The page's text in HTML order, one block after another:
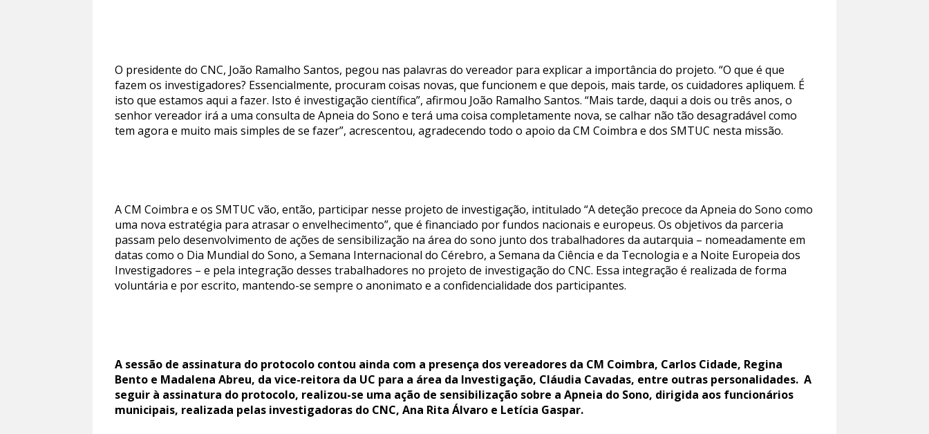
O presidente do CNC, João Ramalho Santos, pegou nas palavras do vereador para explicar a importância do projeto. “O que é que
fazem os investigadores? Essencialmente, procuram coisas novas, que funcionem e que depois, mais tarde, os cuidadores apliquem. É
isto que estamos aqui a fazer. Isto é investigação científica”, afirmou João Ramalho Santos. “Mais tarde, daqui a dois ou três anos, o
senhor vereador irá a uma consulta de Apneia do Sono e terá uma coisa completamente nova, se calhar não tão desagradável como
tem agora e muito mais simples de se fazer”, acrescentou, agradecendo todo o apoio da CM Coimbra e dos SMTUC nesta missão.
A CM Coimbra e os SMTUC vão, então, participar nesse projeto de investigação, intitulado “A deteção precoce da Apneia do Sono como
uma nova estratégia para atrasar o envelhecimento”, que é financiado por fundos nacionais e europeus. Os objetivos da parceria
passam pelo desenvolvimento de ações de sensibilização na área do sono junto dos trabalhadores da autarquia – nomeadamente em
datas como o Dia Mundial do Sono, a Semana Internacional do Cérebro, a Semana da Ciência e da Tecnologia e a Noite Europeia dos
Investigadores – e pela integração desses trabalhadores no projeto de investigação do CNC. Essa integração é realizada de forma
voluntária e por escrito, mantendo-se sempre o anonimato e a confidencialidade dos participantes.
A sessão de assinatura do protocolo contou ainda com a presença dos vereadores da CM Coimbra, Carlos Cidade, Regina
Bento e Madalena Abreu, da vice-reitora da UC para a área da Investigação, Cláudia Cavadas, entre outras personalidades. A
seguir à assinatura do protocolo, realizou-se uma ação de sensibilização sobre a Apneia do Sono, dirigida aos funcionários
municipais, realizada pelas investigadoras do CNC, Ana Rita Álvaro e Letícia Gaspar.